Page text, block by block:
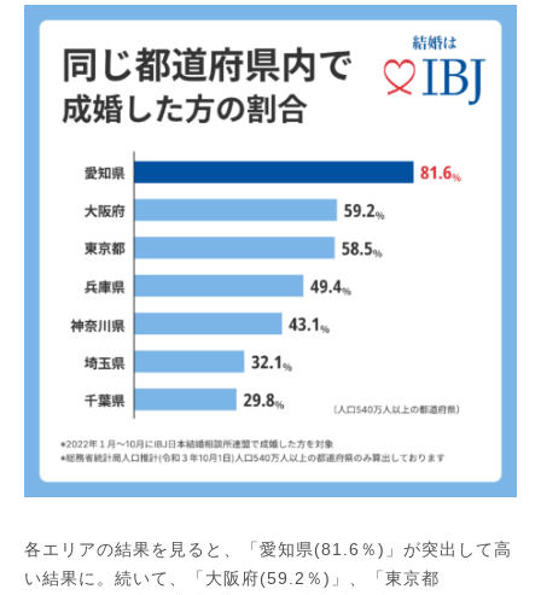
各エリアの結果を見ると、「愛知県(81.6％)」が突出して高
い結果に。続いて、「大阪府(59.2％)」、「東京都